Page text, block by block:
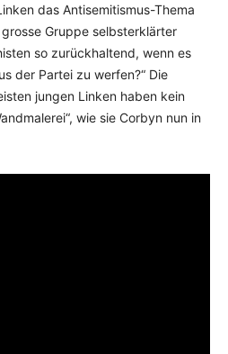
das Antisemitismus-Thema
Gruppe selbsterklärter
so zurückhaltend, wenn es
der Partei zu werfen?“ Die
jungen Linken haben kein
wie sie Corbyn nun in